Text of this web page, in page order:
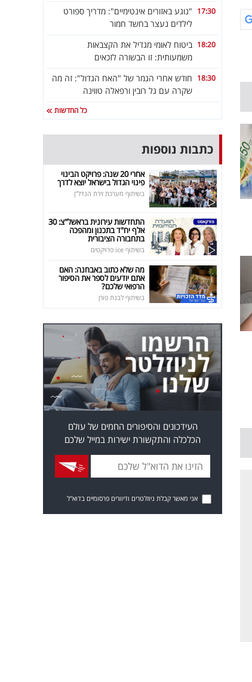
17:30 "נוגע באזורים אינטימיים": מדריך ספורט
לילדים נעצר בחשד חמור
18:20 ביטוח לאומי מגדיל את הקצבאות
משמעותית: זו הבשורה לזכאים
18:30 חודש אחרי הגמר של "האח הגדול": זה מה
שקרה עם גל רובין ורפאלה טווינה
כל החדשות
כתבות נוספות
אחרי 20 שנה: פרויקט הבינוי
פינוי הגדול בישראל יוצא לדרך
בשיתוף מערכת זירת הנדל"ן
התחדשות עירונית בראשל"צ: 30
אלף יח"ד בתכנון ומהפכה
בתחבורה הציבורית
בשיתוף ice פרויקטים
מה שלא כתוב באבחנה: האם
אתם יודעים לספר את הסיפור
הרפואי שלכם?
בשיתוף לבנת פורן
העידכונים והסיפורים החמים של עולם
הכלכלה והתקשורת ישירות במייל שלכם
אני מאשר קבלת ניוזלטרים ודיוורים פרסומיים בדוא"ל